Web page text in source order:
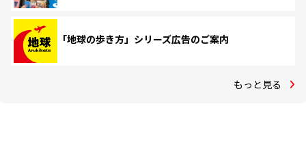
「地球の歩き方」シリーズ広告のご案内
もっと見る